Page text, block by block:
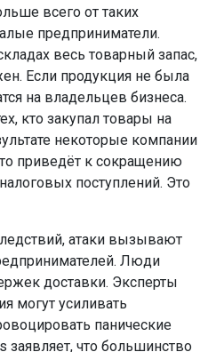
всего от таких
предприниматели.
весь товарный запас,
Если продукция не была
на владельцев бизнеса.
кто закупал товары на
некоторые компании
приведёт к сокращению
поступлений. Это
атаки вызывают
Люди
доставки. Эксперты
могут усиливать
панические
заявляет, что большинство